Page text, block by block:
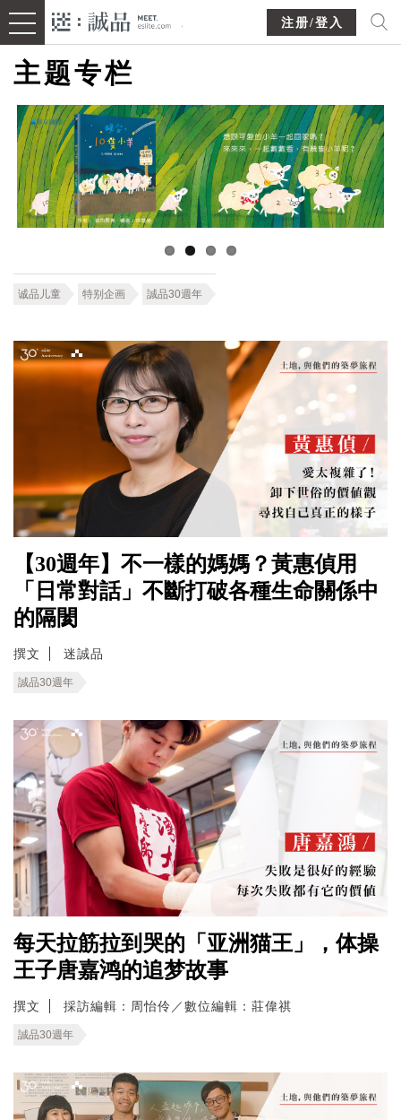
注册/登入
主题专栏
诚品儿童 特别企画 誠品30週年
【30週年】不一樣的媽媽？黃惠偵用
「日常對話」不斷打破各種生命關係中
的隔閡
撰文 迷誠品
誠品30週年
每天拉筋拉到哭的「亚洲猫王」，体操
王子唐嘉鸿的追梦故事
撰文 採訪編輯：周怡伶／數位編輯：莊偉祺
誠品30週年